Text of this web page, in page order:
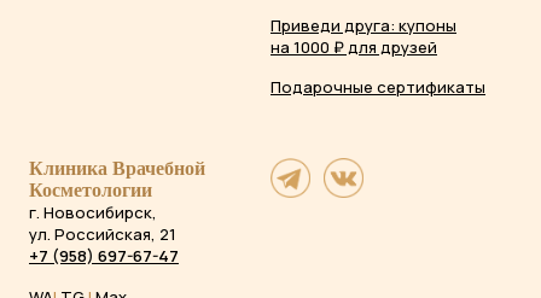
Приведи друга: купоны
на 1000 ₽ для друзей
Подарочные сертификаты
Клиника Врачебной
Косметологии
г. Новосибирск,
ул. Российская, 21
+7 (958) 697-67-47